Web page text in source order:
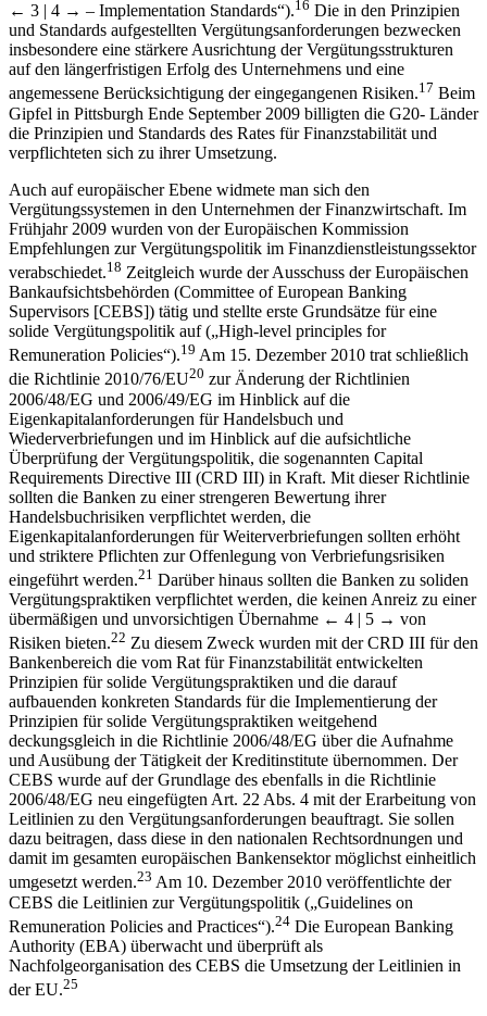
← 3 | 4 → – Implementation Standards“).16 Die in den Prinzipien
und Standards aufgestellten Vergütungsanforderungen bezwecken
insbesondere eine stärkere Ausrichtung der Vergütungsstrukturen
auf den längerfristigen Erfolg des Unternehmens und eine
angemessene Berücksichtigung der eingegangenen Risiken.17 Beim
Gipfel in Pittsburgh Ende September 2009 billigten die G20- Länder
die Prinzipien und Standards des Rates für Finanzstabilität und
verpflichteten sich zu ihrer Umsetzung.
Auch auf europäischer Ebene widmete man sich den
Vergütungssystemen in den Unternehmen der Finanzwirtschaft. Im
Frühjahr 2009 wurden von der Europäischen Kommission
Empfehlungen zur Vergütungspolitik im Finanzdienstleistungssektor
verabschiedet.18 Zeitgleich wurde der Ausschuss der Europäischen
Bankaufsichtsbehörden (Committee of European Banking
Supervisors [CEBS]) tätig und stellte erste Grundsätze für eine
solide Vergütungspolitik auf („High-level principles for
Remuneration Policies“).19 Am 15. Dezember 2010 trat schließlich
die Richtlinie 2010/76/EU20 zur Änderung der Richtlinien
2006/48/EG und 2006/49/EG im Hinblick auf die
Eigenkapitalanforderungen für Handelsbuch und
Wiederverbriefungen und im Hinblick auf die aufsichtliche
Überprüfung der Vergütungspolitik, die sogenannten Capital
Requirements Directive III (CRD III) in Kraft. Mit dieser Richtlinie
sollten die Banken zu einer strengeren Bewertung ihrer
Handelsbuchrisiken verpflichtet werden, die
Eigenkapitalanforderungen für Weiterverbriefungen sollten erhöht
und striktere Pflichten zur Offenlegung von Verbriefungsrisiken
eingeführt werden.21 Darüber hinaus sollten die Banken zu soliden
Vergütungspraktiken verpflichtet werden, die keinen Anreiz zu einer
übermäßigen und unvorsichtigen Übernahme ← 4 | 5 → von
Risiken bieten.22 Zu diesem Zweck wurden mit der CRD III für den
Bankenbereich die vom Rat für Finanzstabilität entwickelten
Prinzipien für solide Vergütungspraktiken und die darauf
aufbauenden konkreten Standards für die Implementierung der
Prinzipien für solide Vergütungspraktiken weitgehend
deckungsgleich in die Richtlinie 2006/48/EG über die Aufnahme
und Ausübung der Tätigkeit der Kreditinstitute übernommen. Der
CEBS wurde auf der Grundlage des ebenfalls in die Richtlinie
2006/48/EG neu eingefügten Art. 22 Abs. 4 mit der Erarbeitung von
Leitlinien zu den Vergütungsanforderungen beauftragt. Sie sollen
dazu beitragen, dass diese in den nationalen Rechtsordnungen und
damit im gesamten europäischen Bankensektor möglichst einheitlich
umgesetzt werden.23 Am 10. Dezember 2010 veröffentlichte der
CEBS die Leitlinien zur Vergütungspolitik („Guidelines on
Remuneration Policies and Practices“).24 Die European Banking
Authority (EBA) überwacht und überprüft als
Nachfolgeorganisation des CEBS die Umsetzung der Leitlinien in
der EU.25